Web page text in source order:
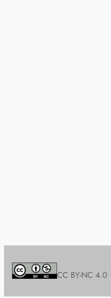
CC BY-NC 4.0